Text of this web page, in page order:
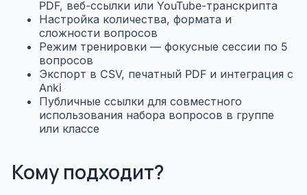
PDF, веб-ссылки или YouTube-транскрипта
Настройка количества, формата и
сложности вопросов
Режим тренировки — фокусные сессии по 5
вопросов
Экспорт в CSV, печатный PDF и интеграция с
Anki
Публичные ссылки для совместного
использования набора вопросов в группе
или классе
Кому подходит?